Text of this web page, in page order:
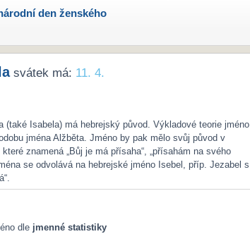
den ženského
svátek má: 11. 4.
(také Isabela) má hebrejský původ. Výkladové teorie jméno
jména Alžběta. Jméno by pak mělo svůj původ v
znamená „Bůj je má přísaha“, „přísahám na svého
se odvolává na hebrejské jméno Isebel, příp. Jezabel s
dle jmenné statistiky